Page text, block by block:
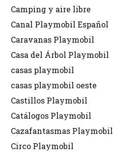
Camping y aire libre
Canal Playmobil Español
Caravanas Playmobil
Casa del Árbol Playmobil
casas playmobil
casas playmobil oeste
Castillos Playmobil
Catálogos Playmobil
Cazafantasmas Playmobil
Circo Playmobil